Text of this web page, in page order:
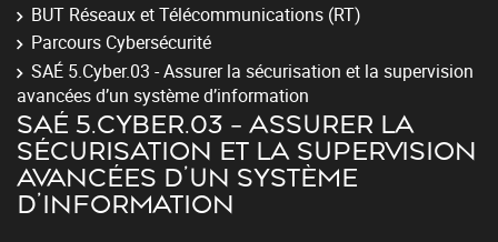
BUT Réseaux et Télécommunications (RT)
Parcours Cybersécurité
SAÉ 5.Cyber.03 - Assurer la sécurisation et la supervision
avancées d’un système d’information
SAÉ 5.CYBER.03 - ASSURER LA
SÉCURISATION ET LA SUPERVISION
AVANCÉES D’UN SYSTÈME
D’INFORMATION